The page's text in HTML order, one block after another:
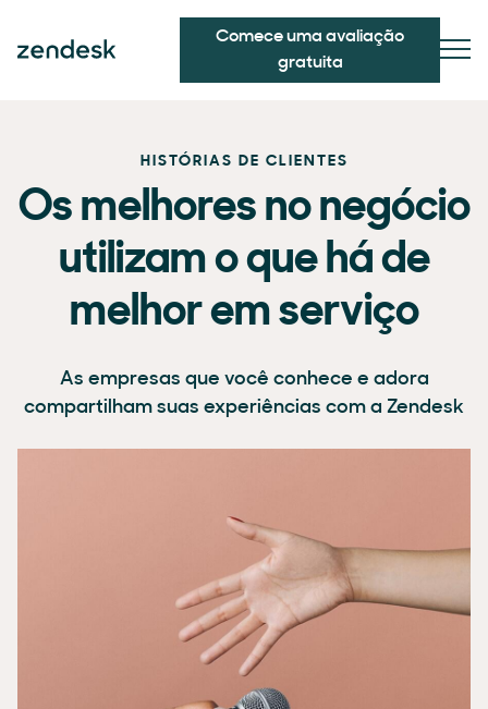
Comece uma avaliação
gratuita
HISTÓRIAS DE CLIENTES
Os melhores no negócio
utilizam o que há de
melhor em serviço
As empresas que você conhece e adora
compartilham suas experiências com a Zendesk